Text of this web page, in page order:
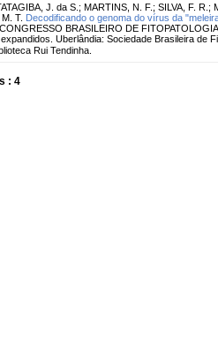
J. da S. ; MARTINS, N. F. ; SILVA, F. R. ;
T. Decodificando o genoma do vírus da
BRASILEIRO DE
Uberlândia: Sociedade Brasileira de
Rui Tendinha.
: 4